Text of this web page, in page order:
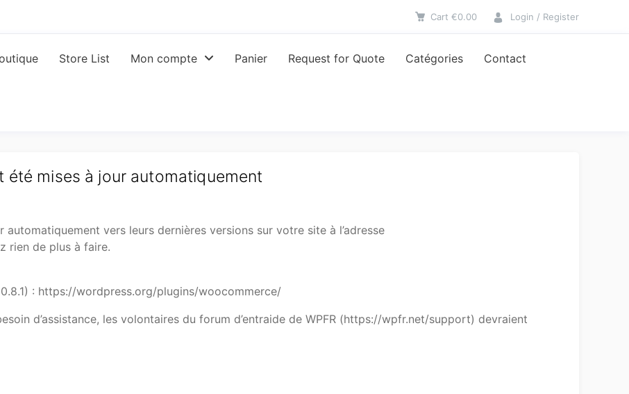
Cart €0.00 Login / Register
Store List Mon compte Panier Request for Quote Catégories Contact
mises à jour automatiquement
vers leurs dernières versions sur votre site à l’adresse
rien de plus à faire.
: https://wordpress.org/plugins/woocommerce/
d’assistance, les volontaires du forum d’entraide de WPFR (https://wpfr.net/support) devraient